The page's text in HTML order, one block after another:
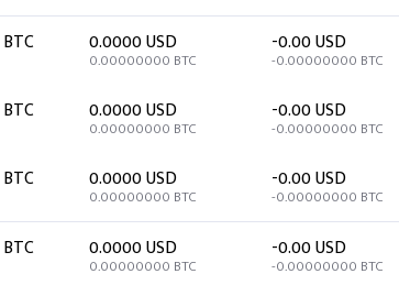
0.0000 USD
0.00000000 BTC
-0.00 USD
-0.00000000 BTC
0.0000 USD
0.00000000 BTC
-0.00 USD
-0.00000000 BTC
0.0000 USD
0.00000000 BTC
-0.00 USD
-0.00000000 BTC
0.0000 USD
0.00000000 BTC
-0.00 USD
-0.00000000 BTC